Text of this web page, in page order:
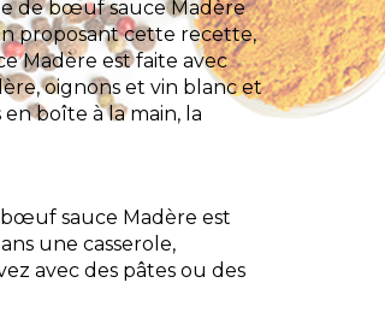
de bœuf sauce Madère
proposant cette recette,
Madère est faite avec
oignons et vin blanc et
boîte à la main, la
sauce Madère est
une casserole,
avec des pâtes ou des